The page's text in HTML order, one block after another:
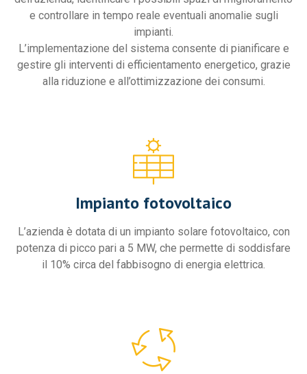
e controllare in tempo reale eventuali anomalie sugli
impianti.
L’implementazione del sistema consente di pianificare e
gestire gli interventi di efficientamento energetico, grazie
alla riduzione e all’ottimizzazione dei consumi.
Impianto fotovoltaico
L’azienda è dotata di un impianto solare fotovoltaico, con
potenza di picco pari a 5 MW, che permette di soddisfare
il 10% circa del fabbisogno di energia elettrica.